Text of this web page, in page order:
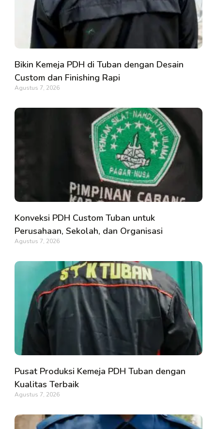
Bikin Kemeja PDH di Tuban dengan Desain
Custom dan Finishing Rapi
Agustus 7, 2026
Konveksi PDH Custom Tuban untuk
Perusahaan, Sekolah, dan Organisasi
Agustus 7, 2026
Pusat Produksi Kemeja PDH Tuban dengan
Kualitas Terbaik
Agustus 7, 2026